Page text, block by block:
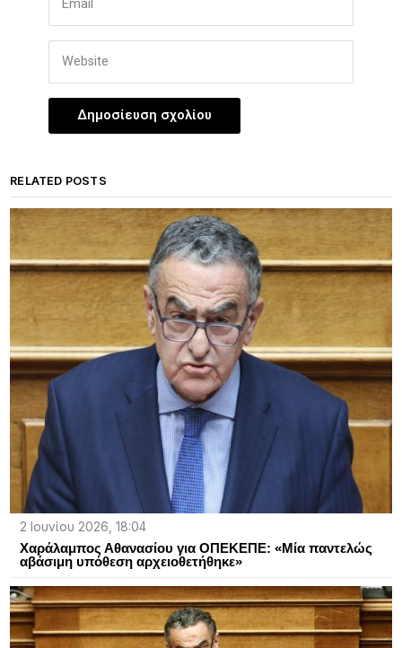
RELATED POSTS
2 Ιουνίου 2026, 18:04
Χαράλαμπος Αθανασίου για ΟΠΕΚΕΠΕ: «Μία παντελώς
αβάσιμη υπόθεση αρχειοθετήθηκε»